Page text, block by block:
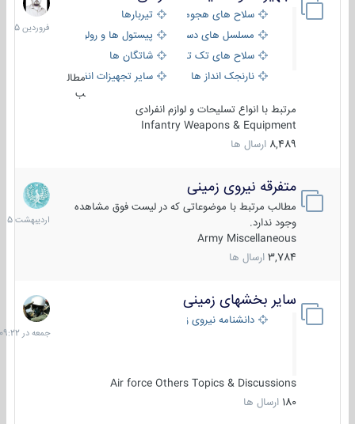
سلاح های هجومی
تیربارها
مسلسل های دستی
پیستول ها و رولورها
سلاح های تک تیر اندازیشاتگان ها
نارنجک انداز ها
سایر تجهیزات انفرادی
مطال
ب
مرتبط با انواع تسلیحات و لوازم انفرادی
Infantry Weapons & Equipment
8,489 ارسال ها
1405
متفرقه نیروی زمینی
مطالب مرتبط با موضوعاتی که در لیست فوق مشاهده
وجود ندارد.
Army Miscellaneous
3,784 ارسال ها
27
1405
سایر بخشهای زمینی
دانشنامه نیروی زمینی
Air force Others Topics & Discussions
180 ارسال ها
جمعه
در
09:22